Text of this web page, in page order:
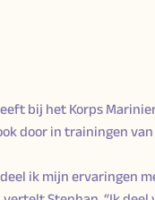
bij het Korps
door in trainingen
ik mijn ervaringen